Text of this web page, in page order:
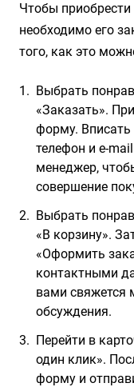
Чтобы
необходимо его
того, как это
Выбрать
«Заказать».
форму.
телефон и e-
менеджер,
совершение
Выбрать
«В корзину».
«Оформить
контактными
вами свяжется
обсуждения.
Перейти в
один клик».
форму и